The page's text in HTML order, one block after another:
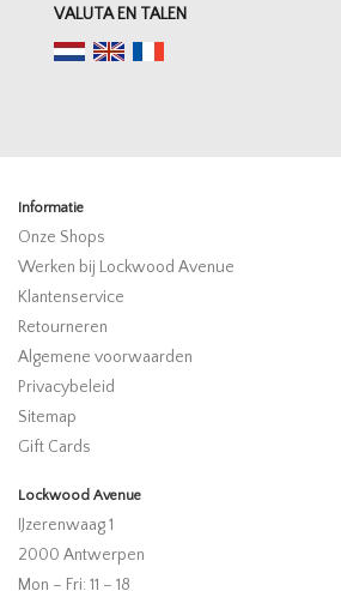
VALUTA EN TALEN
Informatie
Onze Shops
Werken bij Lockwood Avenue
Klantenservice
Retourneren
Algemene voorwaarden
Privacybeleid
Sitemap
Gift Cards
Lockwood Avenue
IJzerenwaag 1
2000 Antwerpen
Mon – Fri: 11 – 18